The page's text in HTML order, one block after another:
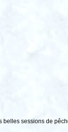
sessions de